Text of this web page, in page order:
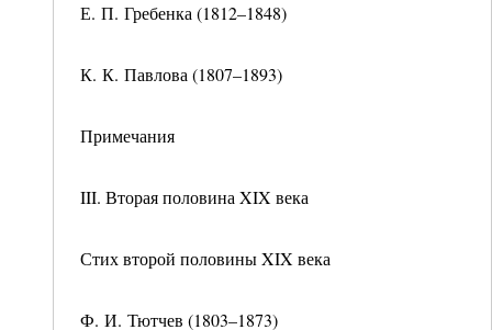
Е. П. Гребенка (1812–1848)
К. К. Павлова (1807–1893)
Примечания
III. Вторая половина XIX века
Стих второй половины XIX века
Ф. И. Тютчев (1803–1873)